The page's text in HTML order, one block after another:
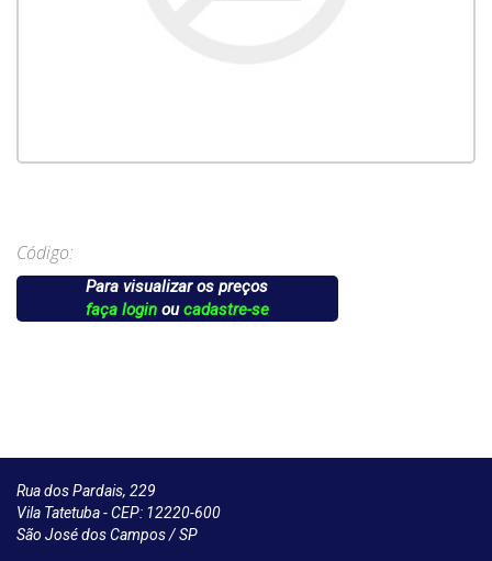
Código:
Para visualizar os preços
faça loginoucadastre-se
Rua dos Pardais, 229
Vila Tatetuba - CEP: 12220-600
São José dos Campos / SP